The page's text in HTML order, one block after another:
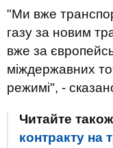
"Ми вже
газу за новим
вже за
міждержавних
режимі", -
Читайте
контракту на